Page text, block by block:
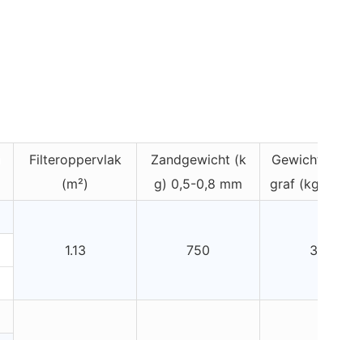
Filteroppervlak
(m²)
Zandgewicht (k
g) 0,5-0,8 mm
Gewicht
graf (kg) 1-
1.13 750 300